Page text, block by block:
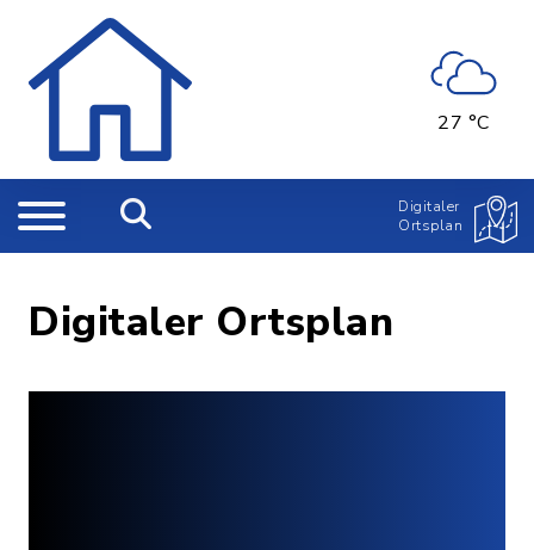
27 °C
Digitaler
Ortsplan
Digitaler Ortsplan